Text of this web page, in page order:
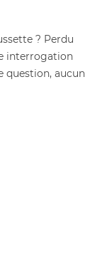
? Perdu
interrogation
question, aucun